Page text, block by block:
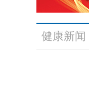
健康新闻